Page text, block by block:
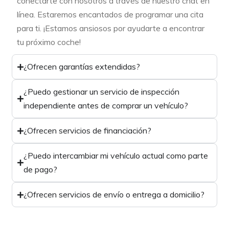
línea. Estaremos encantados de programar una cita
para ti. ¡Estamos ansiosos por ayudarte a encontrar
tu próximo coche!
¿Ofrecen garantías extendidas?
¿Puedo gestionar un servicio de inspección
independiente antes de comprar un vehículo?
¿Ofrecen servicios de financiación?
¿Puedo intercambiar mi vehículo actual como parte
de pago?
¿Ofrecen servicios de envío o entrega a domicilio?